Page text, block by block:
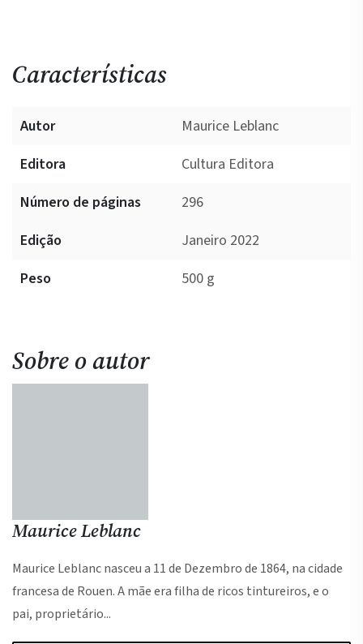
Características
Autor
Maurice Leblanc
Editora
Cultura Editora
Número de páginas
296
Edição
Janeiro 2022
Peso
500 g
Sobre o autor
Maurice Leblanc
Maurice Leblanc nasceu a 11 de Dezembro de 1864, na cidade
francesa de Rouen. A mãe era filha de ricos tintureiros, e o
pai, proprietário...